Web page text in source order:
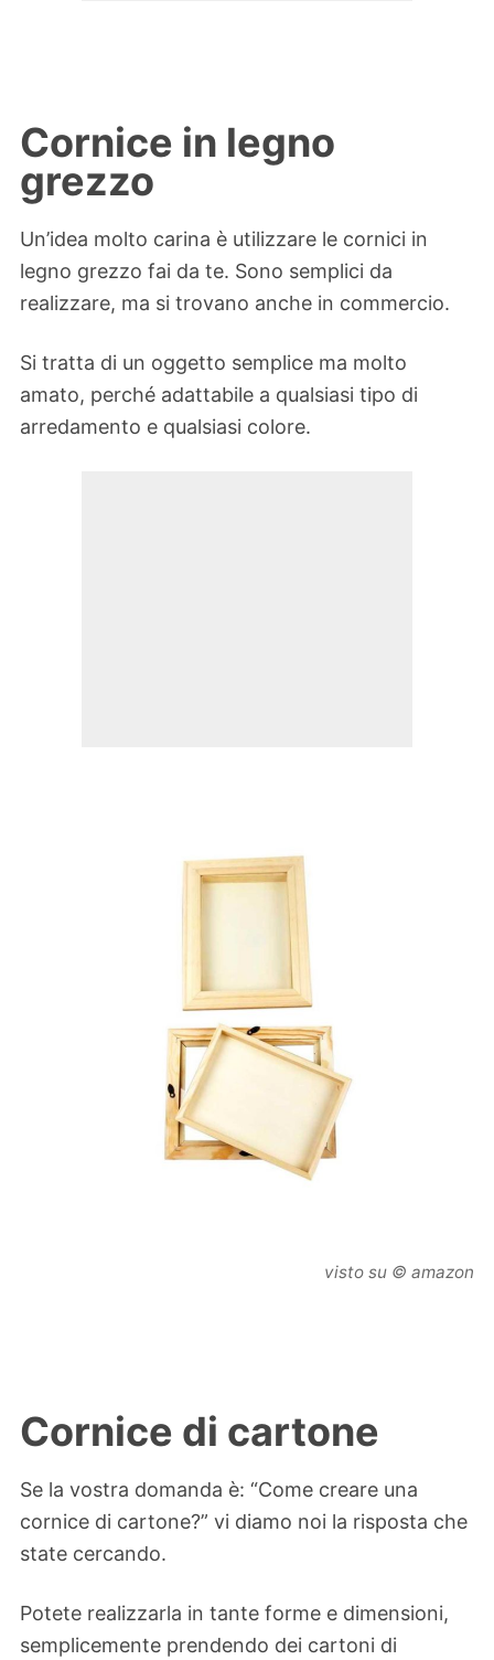
Cornice in legno
grezzo
Un’idea molto carina è utilizzare le cornici in
legno grezzo fai da te. Sono semplici da
realizzare, ma si trovano anche in commercio.
Si tratta di un oggetto semplice ma molto
amato, perché adattabile a qualsiasi tipo di
arredamento e qualsiasi colore.
visto su © amazon
Cornice di cartone
Se la vostra domanda è: “Come creare una
cornice di cartone?” vi diamo noi la risposta che
state cercando.
Potete realizzarla in tante forme e dimensioni,
semplicemente prendendo dei cartoni di